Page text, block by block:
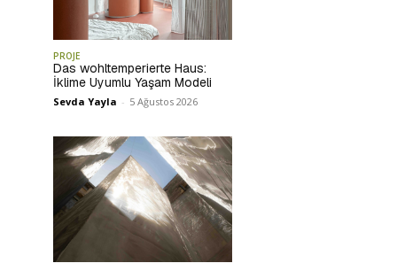
PROJE
Das wohltemperierte Haus:
İklime Uyumlu Yaşam Modeli
Sevda Yayla - 5 Ağustos 2026